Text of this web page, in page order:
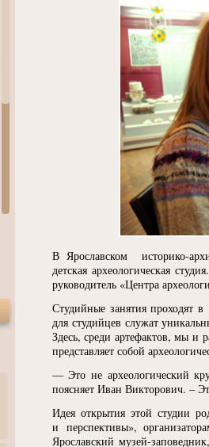
В Ярославском историко-
детская археологическая
руководитель «Центра
Студийные занятия проходят
для студийцев служат
Здесь, среди артефактов, мы
представляет собой
— Это не археологический
поясняет Иван Викторович. –
Идея открытия этой студии
и перспективы»,
Ярославский музей-